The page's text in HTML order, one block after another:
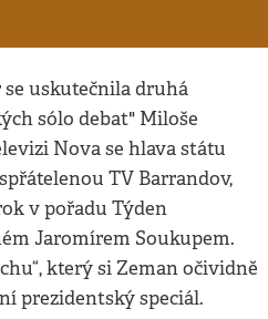
uskutečnila druhá
sólo debat" Miloše
Nova se hlava státu
TV Barrandov,
v pořadu Týden
Jaromírem Soukupem.
který si Zeman očividně
prezidentský speciál.